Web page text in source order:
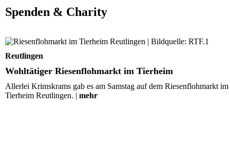
Spenden & Charity
Wohltätiger Riesenflohmarkt im Tierheim
Reutlingen
Wohltätiger Riesenflohmarkt im Tierheim
Allerlei Krimskrams gab es am Samstag auf dem Riesenflohmarkt im
Tierheim Reutlingen. | mehr